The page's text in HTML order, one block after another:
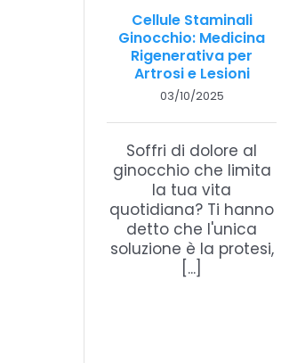
Cellule Staminali
Ginocchio: Medicina
Rigenerativa per
Artrosi e Lesioni
03/10/2025
Soffri di dolore al
ginocchio che limita
la tua vita
quotidiana? Ti hanno
detto che l'unica
soluzione è la protesi,
[...]